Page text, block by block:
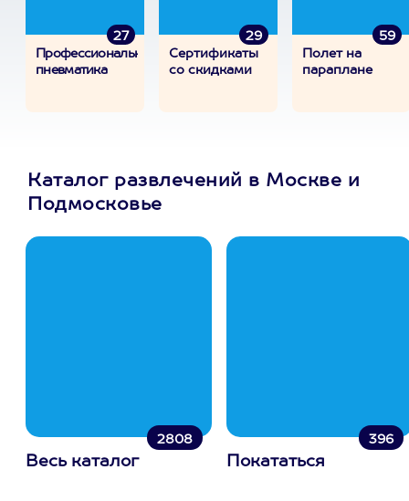
27
Профессиональная
пневматика
29
Сертификаты
со скидками
59
Полет на
параплане
Каталог развлечений в Москве и
Подмосковье
2808
Весь каталог
396
Покататься